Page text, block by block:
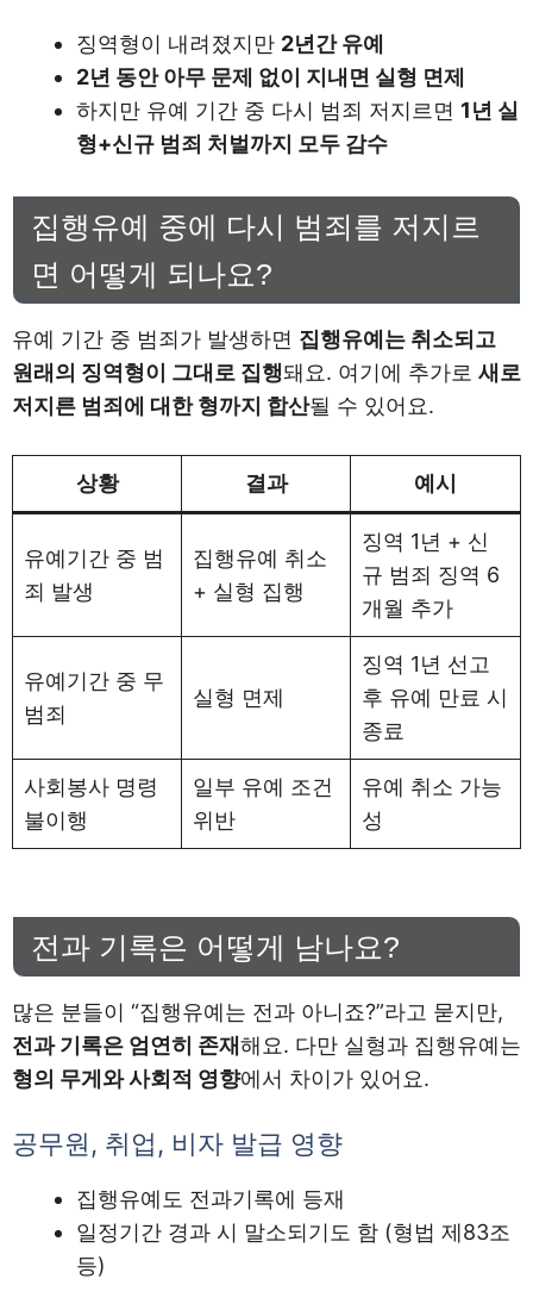
징역형이 내려졌지만 2년간 유예
2년 동안 아무 문제 없이 지내면 실형 면제
하지만 유예 기간 중 다시 범죄 저지르면 1년 실
형+신규 범죄 처벌까지 모두 감수
집행유예 중에 다시 범죄를 저지르
면 어떻게 되나요?
유예 기간 중 범죄가 발생하면 집행유예는 취소되고
원래의 징역형이 그대로 집행돼요. 여기에 추가로 새로
저지른 범죄에 대한 형까지 합산될 수 있어요.
상황 결과 예시
유예기간 중 범
죄 발생
집행유예 취소
+ 실형 집행
징역 1년 + 신
규 범죄 징역 6
개월 추가
유예기간 중 무
범죄
실형 면제
징역 1년 선고
후 유예 만료 시
종료
사회봉사 명령
불이행
일부 유예 조건
위반
유예 취소 가능
성
전과 기록은 어떻게 남나요?
많은 분들이 “집행유예는 전과 아니죠?”라고 묻지만,
전과 기록은 엄연히 존재해요. 다만 실형과 집행유예는
형의 무게와 사회적 영향에서 차이가 있어요.
공무원, 취업, 비자 발급 영향
집행유예도 전과기록에 등재
일정기간 경과 시 말소되기도 함 (형법 제83조
등)